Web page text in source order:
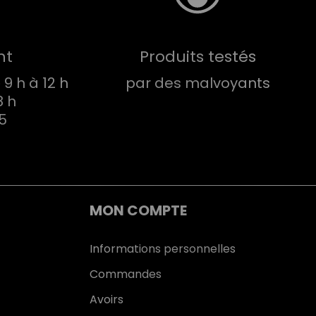
h à 12 h
h
Produits testés
par des malvoyants
MON COMPTE
Informations personnelles
Commandes
Avoirs